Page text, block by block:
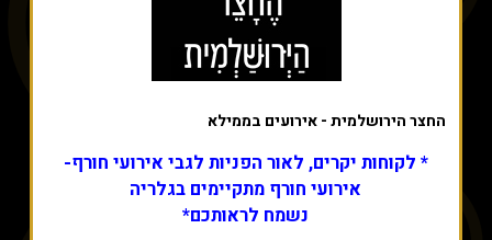
החצר הירושלמית - אירועים בממילא
* לקוחות יקרים, לאור הפניות לגבי אירועי חורף-
אירועי חורף מתקיימים בגלריה
נשמח לראותכם*